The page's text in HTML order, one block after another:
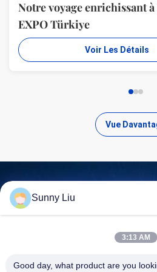
Notre voyage enrichissant
EXPO Türkiye
Voir Les Détails
Vue
Trouvez des
qualité
Sunny Liu
3:13 AM
Good day, what product are you